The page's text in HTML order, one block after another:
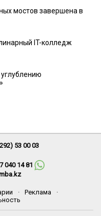
мостов завершена в
IT-колледж
53 00 03
040 14 81
· Реклама
·